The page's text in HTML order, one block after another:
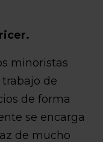
minoristas
de
de forma
se encarga
de mucho